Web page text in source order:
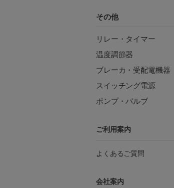
その他
リレー・タイマー
温度調節器
ブレーカ・受配電機器
スイッチング電源
ポンプ・バルブ
ご利用案内
よくあるご質問
会社案内